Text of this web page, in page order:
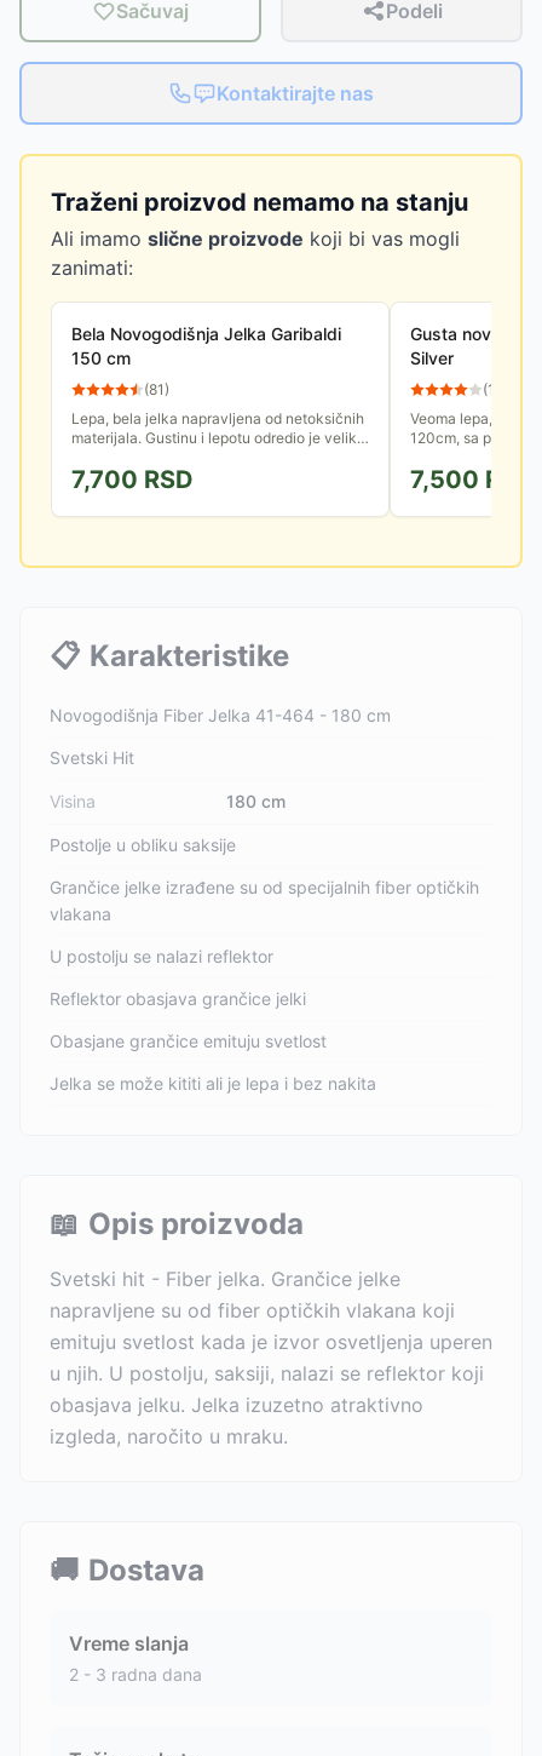
Sačuvaj Podeli
Kontaktirajte nas
Traženi proizvod nemamo na stanju
Ali imamo slične proizvode koji bi vas mogli
zanimati:
Bela Novogodišnja Jelka Garibaldi
150 cm
(81)
Lepa, bela jelka napravljena od netoksičnih
materijala. Gustinu i lepotu odredio je veliki
Visina jelke je...
7,700 RSD
Gusta
Silver
(13
Veoma lepa, gusta
120cm, sa
7,500 RSD
📋 Karakteristike
Novogodišnja Fiber Jelka 41-464 - 180 cm
Svetski Hit
Visina 180 cm
Postolje u obliku saksije
Grančice jelke izrađene su od specijalnih fiber optičkih
vlakana
U postolju se nalazi reflektor
Reflektor obasjava grančice jelki
Obasjane grančice emituju svetlost
Jelka se može kititi ali je lepa i bez nakita
📖 Opis proizvoda
Svetski hit - Fiber jelka. Grančice jelke
napravljene su od fiber optičkih vlakana koji
emituju svetlost kada je izvor osvetljenja uperen
u njih. U postolju, saksiji, nalazi se reflektor koji
obasjava jelku. Jelka izuzetno atraktivno
izgleda, naročito u mraku.
🚚 Dostava
Vreme slanja
2 - 3 radna dana